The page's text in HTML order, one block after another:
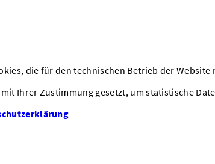
die für den technischen Betrieb der
Ihrer Zustimmung gesetzt, um statistische